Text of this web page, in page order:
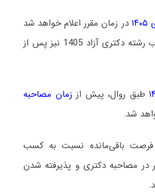
در زمان مقرر اعلام خواهد شد
و زمان اعلام نتایج انتخاب رشته دکتری آزاد 1405 نیز پس از
طبق روال، پیش از زمان مصاحبه
شد.
فرصت باقی‌مانده نسبت به کسب
مصاحبه دکتری و پذیرفته شدن